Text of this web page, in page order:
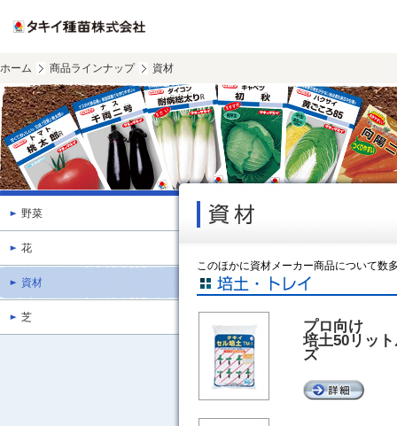
ホーム 商品ラインナップ 資材
野菜
花
資材
芝
このほかに資材メーカー商品について数
プロ向け
培土50リッ
ズ